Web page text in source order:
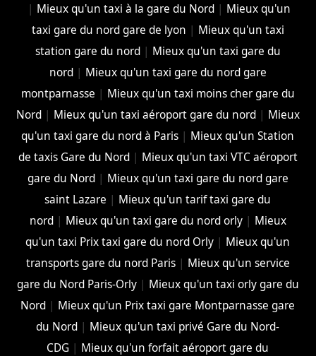
| Mieux qu'un taxi à la gare du Nord | Mieux qu'un
taxi gare du nord gare de lyon | Mieux qu'un taxi
station gare du nord| Mieux qu'un taxi gare du
nord| Mieux qu'un taxi gare du nord gare
montparnasse | Mieux qu'un taxi moins cher gare du
Nord| Mieux qu'un taxi aéroport gare du nord| Mieux
qu'un taxi gare du nord à Paris | Mieux qu'un Station
de taxis Gare du Nord| Mieux qu'un taxi VTC aéroport
gare du Nord| Mieux qu'un taxi gare du nord gare
saint Lazare | Mieux qu'un tarif taxi gare du
nord| Mieux qu'un taxi gare du nord orly| Mieux
qu'un taxi Prix taxi gare du nord Orly | Mieux qu'un
transports gare du nord Paris| Mieux qu'un service
gare du Nord Paris-Orly| Mieux qu'un taxi orly gare du
Nord | Mieux qu'un Prix taxi gare Montparnasse gare
du Nord | Mieux qu'un taxi privé Gare du Nord-
CDG | Mieux qu'un forfait aéroport gare du